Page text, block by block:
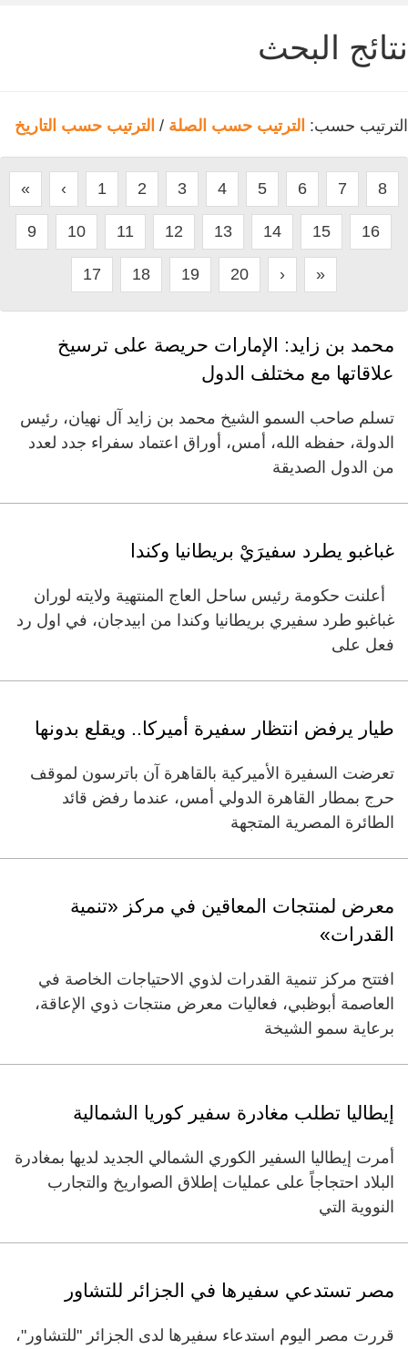
نتائج البحث
الترتيب حسب: الترتيب حسب الصلة / الترتيب حسب التاريخ
« ‹ 1 2 3 4 5 6 7 8
9 10 11 12 13 14 15 16
17 18 19 20 › »
محمد بن زايد: الإمارات حريصة على ترسيخ
علاقاتها مع مختلف الدول
تسلم صاحب السمو الشيخ محمد بن زايد آل نهيان، رئيس
الدولة، حفظه الله، أمس، أوراق اعتماد سفراء جدد لعدد
من الدول الصديقة
غباغبو يطرد سفيرَيْ بريطانيا وكندا
أعلنت حكومة رئيس ساحل العاج المنتهية ولايته لوران
غباغبو طرد سفيري بريطانيا وكندا من ابيدجان، في اول رد
فعل على
طيار يرفض انتظار سفيرة أميركا.. ويقلع بدونها
تعرضت السفيرة الأميركية بالقاهرة آن باترسون لموقف
حرج بمطار القاهرة الدولي أمس، عندما رفض قائد
الطائرة المصرية المتجهة
معرض لمنتجات المعاقين في مركز «تنمية
القدرات»
افتتح مركز تنمية القدرات لذوي الاحتياجات الخاصة في
العاصمة أبوظبي، فعاليات معرض منتجات ذوي الإعاقة،
برعاية سمو الشيخة
إيطاليا تطلب مغادرة سفير كوريا الشمالية
أمرت إيطاليا السفير الكوري الشمالي الجديد لديها بمغادرة
البلاد احتجاجاً على عمليات إطلاق الصواريخ والتجارب
النووية التي
مصر تستدعي سفيرها في الجزائر للتشاور
قررت مصر اليوم استدعاء سفيرها لدى الجزائر "للتشاور"،